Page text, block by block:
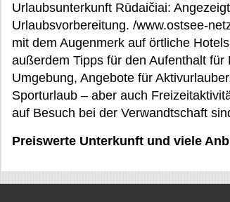
Urlaubsunterkunft Rūdaičiai:
Urlaubsvorbereitung. /www.ostsee-
mit dem Augenmerk auf örtliche
außerdem Tipps für den Aufenthalt
Umgebung, Angebote für
Sporturlaub – aber auch
auf Besuch bei der Verwandtschaft
Preiswerte Unterkunft und viele